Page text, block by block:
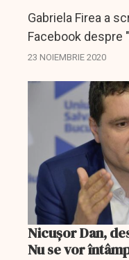
Gabriela Firea a
Facebook despre
vândute de
23 NOIEMBRIE 2020
Nicușor Dan,
Nu se vor